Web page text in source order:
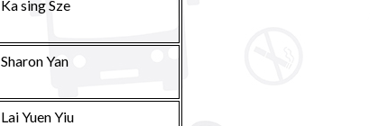
Ka sing Sze
Sharon Yan
Lai Yuen Yiu